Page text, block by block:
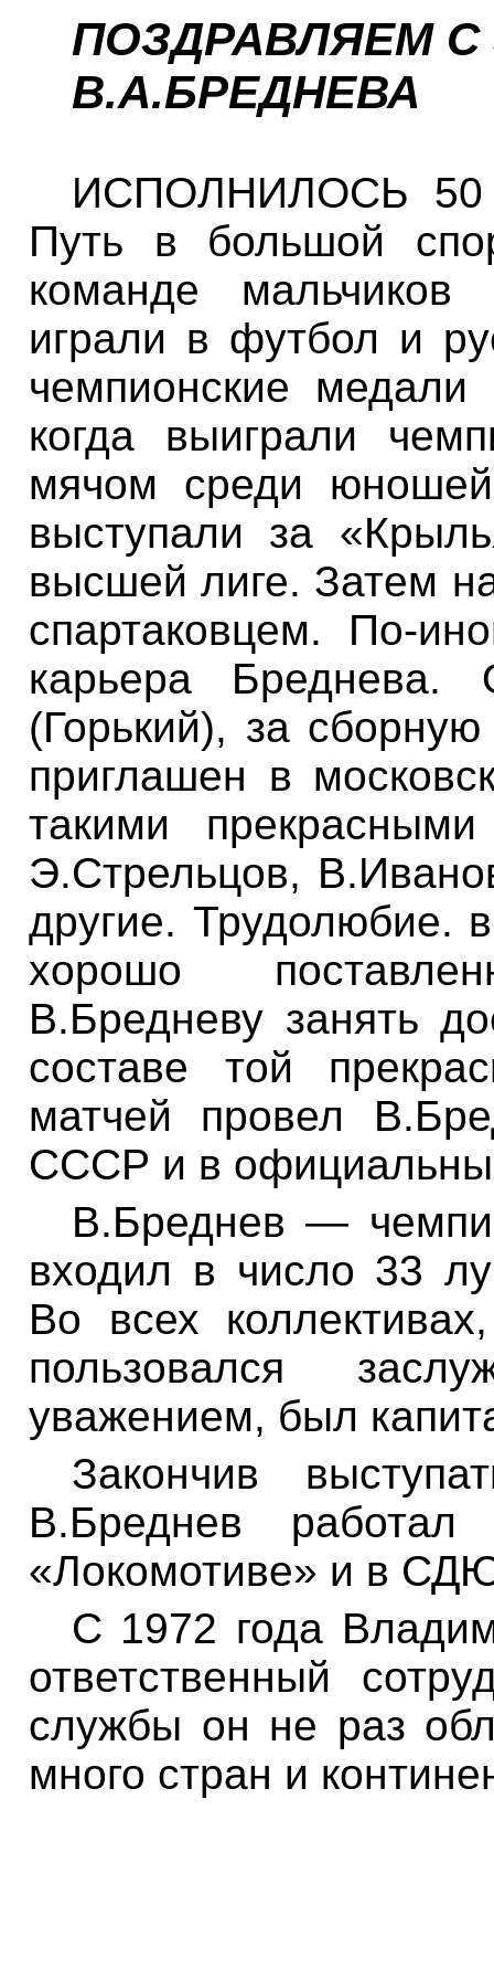
ПОЗДРАВЛЯЕМ С
В.А.БРЕДНЕВА
ИСПОЛНИЛОСЬ 50
Путь в большой
команде мальчиков
играли в футбол и
чемпионские
когда выиграли
мячом среди
выступали за
высшей лиге. Затем
спартаковцем. По-
карьера Бреднева.
(Горький), за
приглашен в
такими
Э.Стрельцов,
другие. Трудолюбие. в
хорошо
В.Бредневу занять
составе той
матчей провел
СССР и в
В.Бреднев —
входил в число 33
Во всех
пользовался
уважением, был
Закончив
В.Бреднев работал
«Локомотиве» и в
С 1972 года
ответственный
службы он не раз
много стран и